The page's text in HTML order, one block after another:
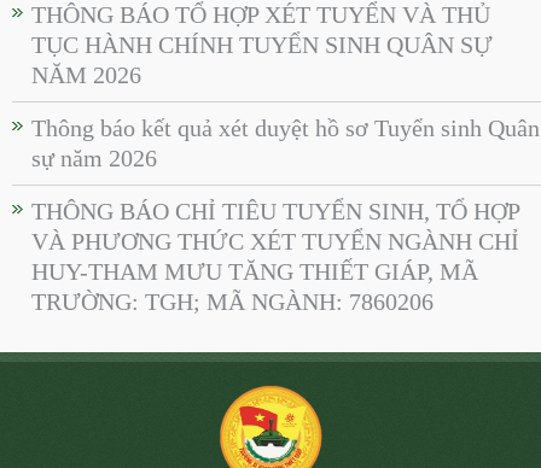
THÔNG BÁO TỔ HỢP XÉT TUYỂN VÀ THỦ
TỤC HÀNH CHÍNH TUYỂN SINH QUÂN SỰ
NĂM 2026
Thông báo kết quả xét duyệt hồ sơ Tuyển sinh Quân
sự năm 2026
THÔNG BÁO CHỈ TIÊU TUYỂN SINH, TỔ HỢP
VÀ PHƯƠNG THỨC XÉT TUYỂN NGÀNH CHỈ
HUY-THAM MƯU TĂNG THIẾT GIÁP, MÃ
TRƯỜNG: TGH; MÃ NGÀNH: 7860206